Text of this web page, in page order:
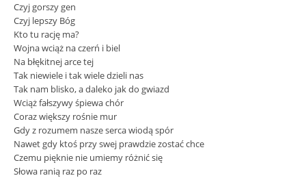
Czyj gorszy gen
Czyj lepszy Bóg
Kto tu rację ma?
Wojna wciąż na czerń i biel
Na błękitnej arce tej
Tak niewiele i tak wiele dzieli nas
Tak nam blisko, a daleko jak do gwiazd
Wciąż fałszywy śpiewa chór
Coraz większy rośnie mur
Gdy z rozumem nasze serca wiodą spór
Nawet gdy ktoś przy swej prawdzie zostać chce
Czemu pięknie nie umiemy różnić się
Słowa ranią raz po raz